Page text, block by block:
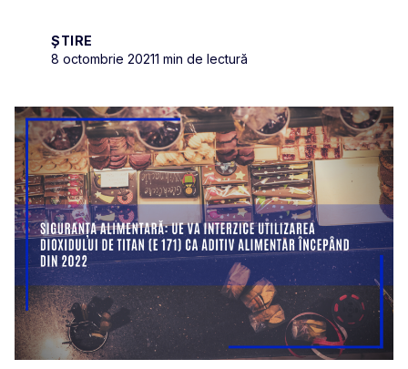
ȘTIRE
8 octombrie 20211 min de lectură